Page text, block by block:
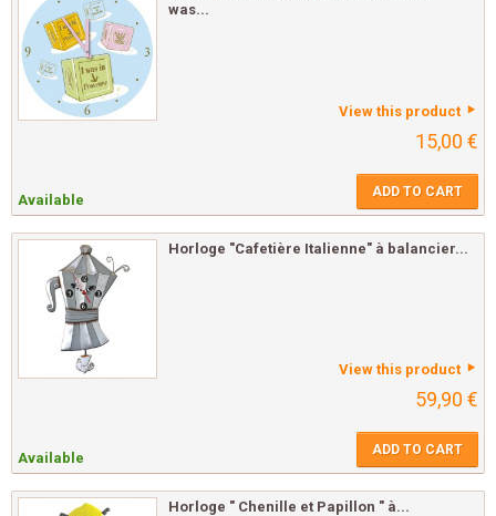
was...
View this product
15,00 €
Available ADD TO CART
Horloge "Cafetière Italienne" à balancier...
View this product
59,90 €
Available ADD TO CART
Horloge " Chenille et Papillon " à...